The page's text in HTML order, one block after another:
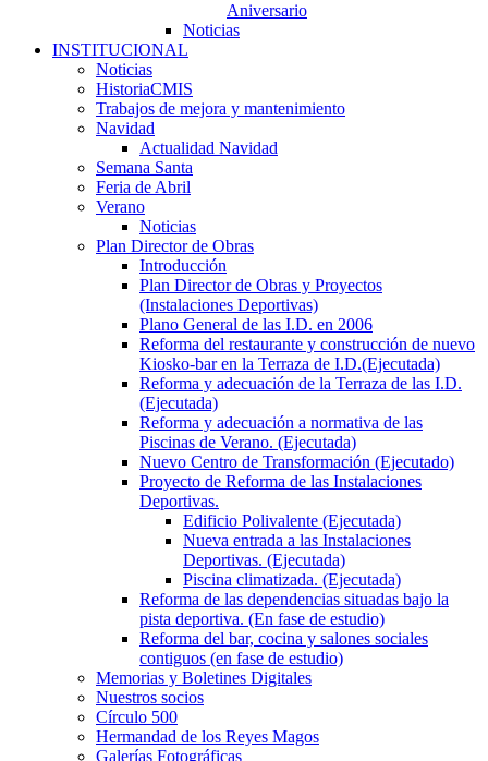
Aniversario
Noticias
INSTITUCIONAL
Noticias
HistoriaCMIS
Trabajos de mejora y mantenimiento
Navidad
Actualidad Navidad
Semana Santa
Feria de Abril
Verano
Noticias
Plan Director de Obras
Introducción
Plan Director de Obras y Proyectos
(Instalaciones Deportivas)
Plano General de las I.D. en 2006
Reforma del restaurante y construcción de nuevo
Kiosko-bar en la Terraza de I.D.(Ejecutada)
Reforma y adecuación de la Terraza de las I.D.
(Ejecutada)
Reforma y adecuación a normativa de las
Piscinas de Verano. (Ejecutada)
Nuevo Centro de Transformación (Ejecutado)
Proyecto de Reforma de las Instalaciones
Deportivas.
Edificio Polivalente (Ejecutada)
Nueva entrada a las Instalaciones
Deportivas. (Ejecutada)
Piscina climatizada. (Ejecutada)
Reforma de las dependencias situadas bajo la
pista deportiva. (En fase de estudio)
Reforma del bar, cocina y salones sociales
contiguos (en fase de estudio)
Memorias y Boletines Digitales
Nuestros socios
Círculo 500
Hermandad de los Reyes Magos
Galerías Fotográficas